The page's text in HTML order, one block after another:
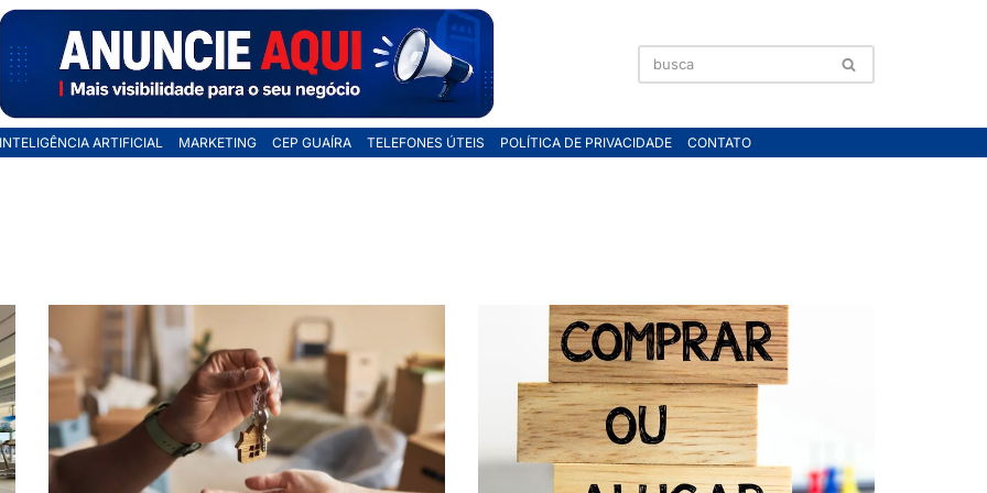
INTELIGÊNCIA ARTIFICIAL MARKETING CEP GUAÍRA TELEFONES ÚTEIS POLÍTICA DE PRIVACIDADE CONTATO